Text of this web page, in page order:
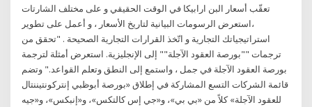
تعقّب أسعار البن ارابيكا في الوقت الحقيقي و على مختلف الشارتات
،استعرض الرسومات البيانية لتاريخ الأسعار ، و أعمل على تطوير
استراتيجياتك التجارية و اتّخذ القرارات التجارية الصحيحة . "تحقق من
ترجمات ""بورصة العقود الآجلة"" إلى الإنجليزية. استعرض أمثلة لترجمة
بورصة العقود الآجلة في جمل ، واستمع إلى النطق وتعلم القواعد." وتضم
قائمة الشركات التسع المشاركة في إطلاق «بورصة أبوظبي إنتركونتيننتال
للعقود الآجلة» كلاً من «بي بي»، و«جي إس كالتكس»، و«إنبكس»، و«جيه